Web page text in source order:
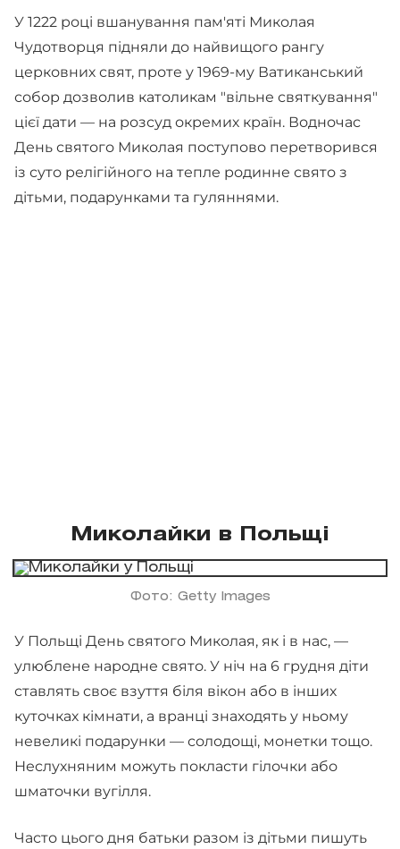
У 1222 році вшанування пам'яті Миколая
Чудотворця підняли до найвищого рангу
церковних свят, проте у 1969-му Ватиканський
собор дозволив католикам "вільне святкування"
цієї дати — на розсуд окремих країн. Водночас
День святого Миколая поступово перетворився
із суто релігійного на тепле родинне свято з
дітьми, подарунками та гуляннями.
Миколайки в Польщі
Фото: Getty Images
У Польщі День святого Миколая, як і в нас, —
улюблене народне свято. У ніч на 6 грудня діти
ставлять своє взуття біля вікон або в інших
куточках кімнати, а вранці знаходять у ньому
невеликі подарунки — солодощі, монетки тощо.
Неслухняним можуть покласти гілочки або
шматочки вугілля.
Часто цього дня батьки разом із дітьми пишуть